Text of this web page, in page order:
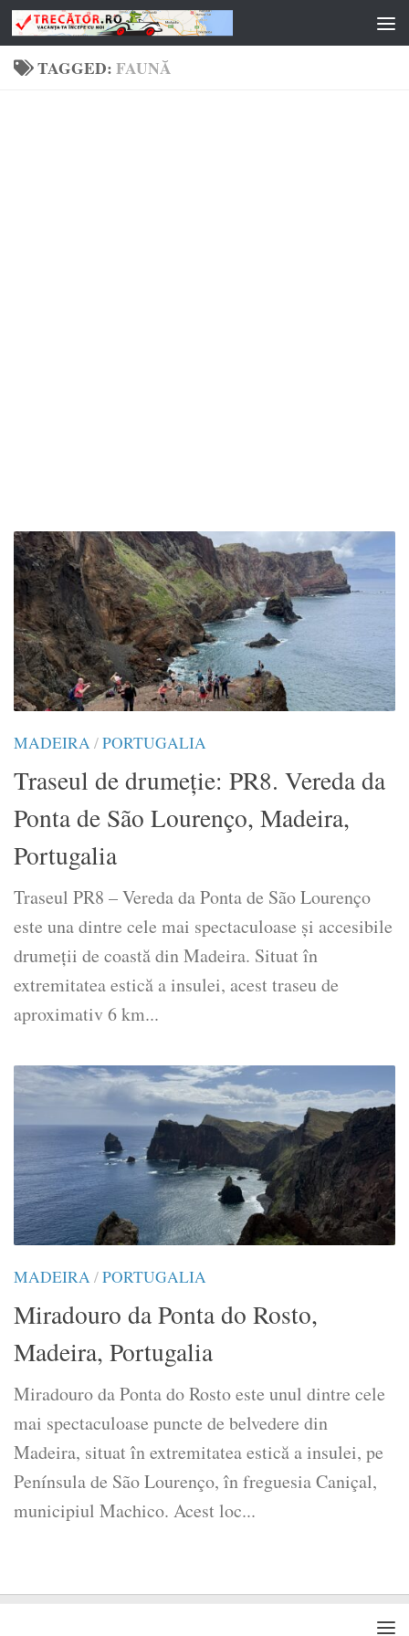
Skip to content
TAGGED:FAUNĂ
MADEIRA/PORTUGALIA
Traseul de drumeție: PR8. Vereda da
Ponta de São Lourenço, Madeira,
Portugalia
Traseul PR8 – Vereda da Ponta de São Lourenço
este una dintre cele mai spectaculoase și accesibile
drumeții de coastă din Madeira. Situat în
extremitatea estică a insulei, acest traseu de
aproximativ 6 km...
MADEIRA/PORTUGALIA
Miradouro da Ponta do Rosto,
Madeira, Portugalia
Miradouro da Ponta do Rosto este unul dintre cele
mai spectaculoase puncte de belvedere din
Madeira, situat în extremitatea estică a insulei, pe
Península de São Lourenço, în freguesia Caniçal,
municipiul Machico. Acest loc...